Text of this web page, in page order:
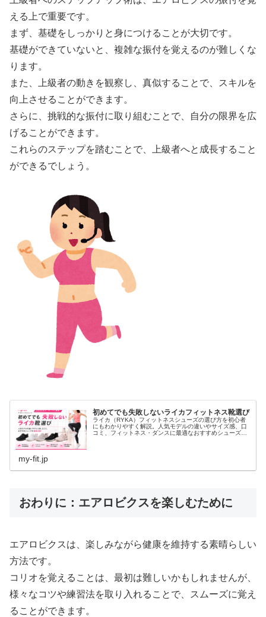
える上で重要です。
まず、基礎をしっかりと身につけることが大切です。
基礎ができていないと、複雑な振付を覚えるのが難しくな
ります。
また、上級者の動きを観察し、真似することで、スキルを
向上させることができます。
さらに、挑戦的な振付に取り組むことで、自分の限界を広
げることができます。
これらのステップを踏むことで、上級者へと成長すること
ができるでしょう。
初めてでも失敗しないライカフィットネス靴選び
ライカ（RYKA）フィットネスシューズの選び方を初心者
にもわかりやすく解説。人気モデルの違いやサイズ感、口
コミ、フィットネス・ダンスに最適なおすすめシューズを
my-fit.jp
おわりに：エアロビクスを楽しむために
エアロビクスは、楽しみながら健康を維持する素晴らしい
方法です。
コリオを覚えることは、最初は難しいかもしれませんが、
様々なコツや練習法を取り入れることで、スムーズに覚え
ることができます。